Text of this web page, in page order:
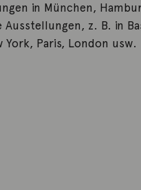
in München,
z. B. in
Paris, London usw.